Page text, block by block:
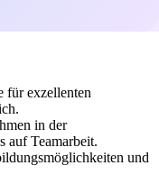
für exzellenten
in der
auf Teamarbeit.
und